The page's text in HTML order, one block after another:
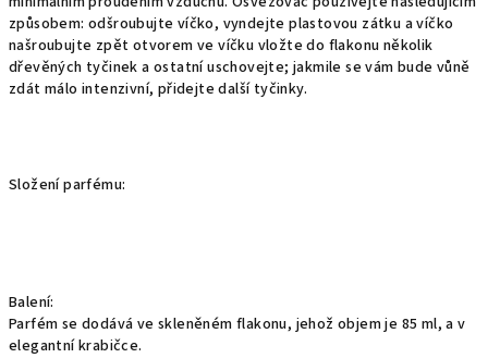
způsobem: odšroubujte víčko, vyndejte plastovou zátku a víčko
našroubujte zpět otvorem ve víčku vložte do flakonu několik
dřevěných tyčinek a ostatní uschovejte; jakmile se vám bude vůně
zdát málo intenzivní, přidejte další tyčinky.
Složení parfému:
Balení:
Parfém se dodává ve skleněném flakonu, jehož objem je 85 ml, a v
elegantní krabičce.